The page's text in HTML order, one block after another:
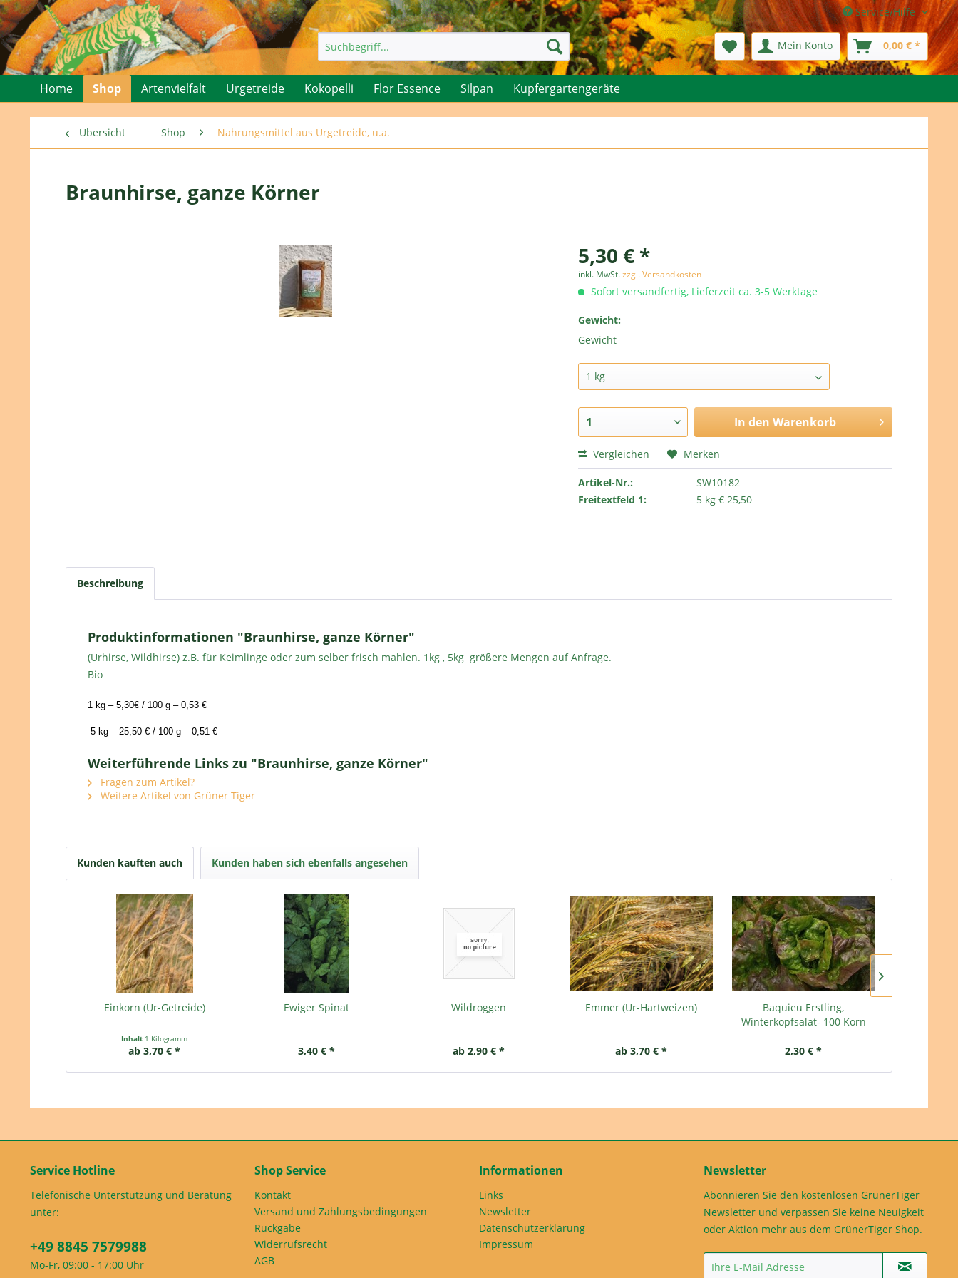
Service/Hilfe
Mein Konto 0,00 € *
Home Shop Artenvielfalt Urgetreide Kokopelli Flor Essence Silpan Kupfergartengeräte
Übersicht Shop Nahrungsmittel aus Urgetreide, u.a.
Braunhirse, ganze Körner
5,30 € *
inkl. MwSt.zzgl. Versandkosten
Sofort versandfertig, Lieferzeit ca. 3-5 Werktage
Gewicht:
Gewicht
In den Warenkorb
Vergleichen Merken
Artikel-Nr.:
SW10182
Freitextfeld 1:
5 kg € 25,50
Beschreibung
Produktinformationen "Braunhirse, ganze Körner"
(Urhirse, Wildhirse) z.B. für Keimlinge oder zum selber frisch mahlen. 1kg , 5kg größere Mengen auf Anfrage.
Bio
1 kg – 5,30€ / 100 g – 0,53 €
5 kg – 25,50 € / 100 g – 0,51 €
Weiterführende Links zu "Braunhirse, ganze Körner"
Fragen zum Artikel?
Weitere Artikel von Grüner Tiger
Kunden kauften auch Kunden haben sich ebenfalls angesehen
Einkorn (Ur-Getreide)
Inhalt 1 Kilogramm
ab 3,70 € *
Ewiger Spinat
3,40 € *
Wildroggen
ab 2,90 € *
Emmer (Ur-Hartweizen)
ab 3,70 € *
Baquieu Erstling,
Winterkopfsalat- 100 Korn
2,30 € *
Service Hotline
Telefonische Unterstützung und Beratung
unter:
+49 8845 7579988
Mo-Fr, 09:00 - 17:00 Uhr
Shop Service
Kontakt
Versand und Zahlungsbedingungen
Rückgabe
Widerrufsrecht
AGB
Informationen
Links
Newsletter
Datenschutzerklärung
Impressum
Newsletter
Abonnieren Sie den kostenlosen GrünerTiger
Newsletter und verpassen Sie keine Neuigkeit
oder Aktion mehr aus dem GrünerTiger Shop.